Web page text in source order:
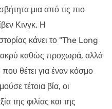
μια από τις πιο
Κινγκ. Η
κάνει το "The Long
καθώς προχωρά, αλλά
που θέτει για έναν κόσμο
τέτοια βία, οι
της φιλίας και της